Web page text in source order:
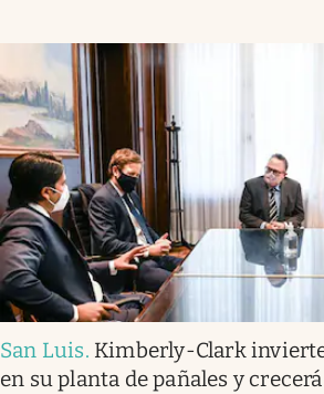
San Luis. Kimberly-Clark
en su planta de pañales y